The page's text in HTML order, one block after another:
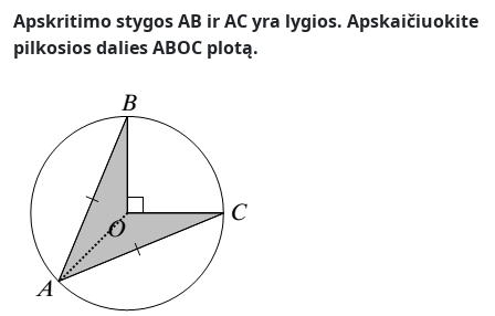
Apskritimo stygos AB ir AC yra lygios. Apskaičiuokite
pilkosios dalies ABOC plotą.